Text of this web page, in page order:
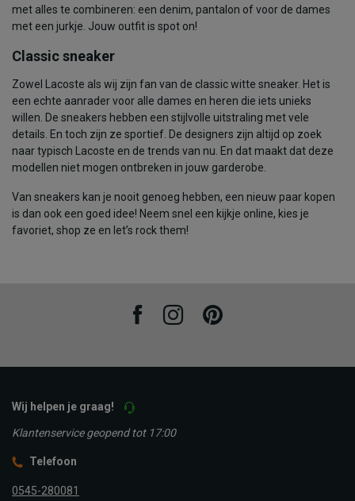
met alles te combineren: een denim, pantalon of voor de dames
met een jurkje. Jouw outfit is spot on!
Classic sneaker
Zowel Lacoste als wij zijn fan van de classic witte sneaker. Het is
een echte aanrader voor alle dames en heren die iets unieks
willen. De sneakers hebben een stijlvolle uitstraling met vele
details. En toch zijn ze sportief. De designers zijn altijd op zoek
naar typisch Lacoste en de trends van nu. En dat maakt dat deze
modellen niet mogen ontbreken in jouw garderobe.
Van sneakers kan je nooit genoeg hebben, een nieuw paar kopen
is dan ook een goed idee! Neem snel een kijkje online, kies je
favoriet, shop ze en let’s rock them!
FacebookInstagramPinterest
Wij helpen je graag!
Klantenservice geopend tot 17:00
Telefoon
0545-280081